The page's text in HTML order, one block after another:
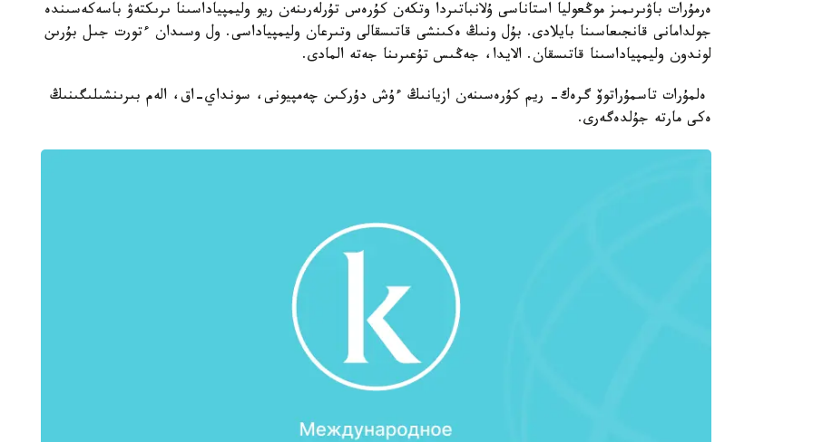
ەرمۇرات باۋىرىمىز موڭعوليا استاناسى ۇلانباتىردا وتكەن كۇرەس تۇرلەرىنەن ريو وليمپياداسىنا ىرىكتەۋ باسەكەسىندە
جولدامانى قانجىعاسىنا بايلادى. بۇل ونىڭ ەكىنشى قاتىسقالى وتىرعان وليمپياداسى. ول وسىدان ءتورت جىل بۇرىن
لوندون وليمپياداسىنا قاتىسقان. الايدا، جەڭىس تۇعىرىنا جەتە المادى.
ەلمۇرات تاسمۇراتوۆ گرەك- ريم كۇرەسىنەن ازيانىڭ ءۇش دۇركىن چەمپيونى، سونداي-اق، الەم بىرىنشىلىگىنىڭ
ەكى مارتە جۇلدەگەرى.